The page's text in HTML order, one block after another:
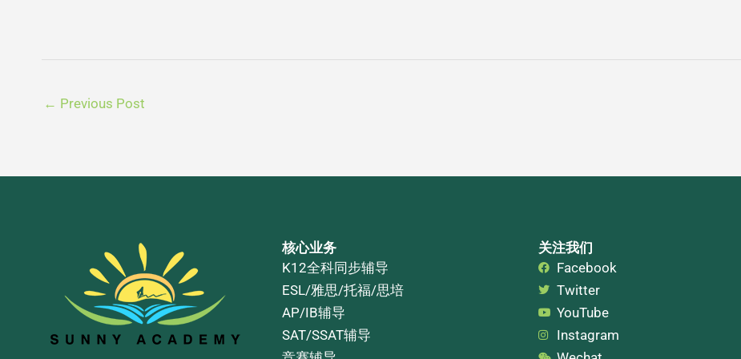
← Previous Post
核心业务
K12全科同步辅导
ESL/雅思/托福/思培
AP/IB辅导
SAT/SSAT辅导
关注我们
Facebook
Twitter
YouTube
Instagram